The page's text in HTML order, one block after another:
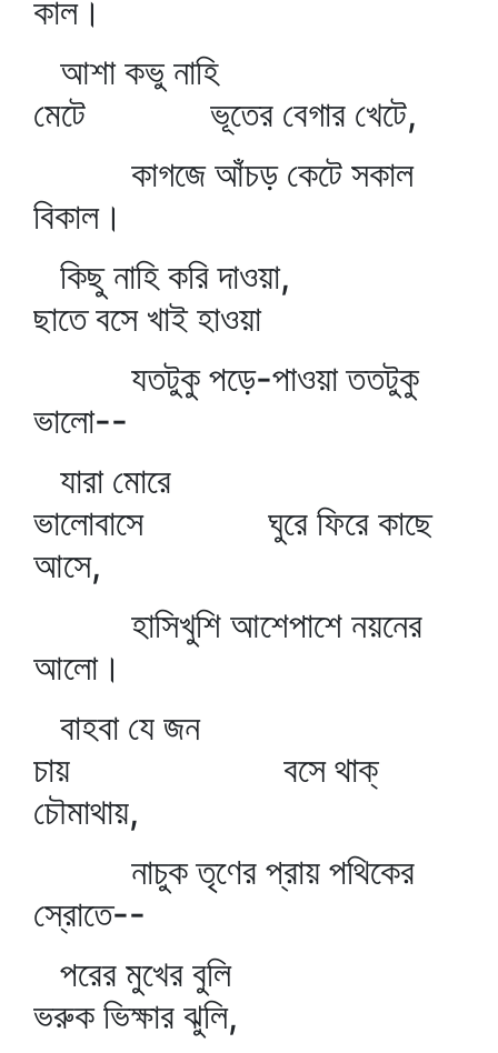
কাল।
আশা কভু নাহি
মেটে ভূতের বেগার খেটে,
কাগজে আঁচড় কেটে সকাল
বিকাল।
কিছু নাহি করি দাওয়া,
ছাতে বসে খাই হাওয়া
যতটুকু পড়ে-পাওয়া ততটুকু
ভালো--
যারা মোরে
ভালোবাসে ঘুরে ফিরে কাছে
আসে,
হাসিখুশি আশেপাশে নয়নের
আলো।
বাহবা যে জন
চায় বসে থাক্‌
চৌমাথায়,
নাচুক তৃণের প্রায় পথিকের
স্রোতে--
পরের মুখের বুলি
ভরুক ভিক্ষার ঝুলি,